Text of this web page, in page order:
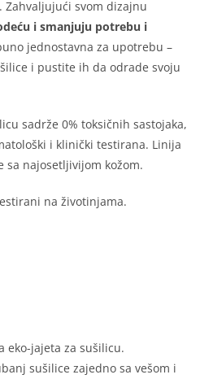
. Zahvaljujući svom dizajnu
i smanjuju potrebu i
jednostavna za upotrebu –
i pustite ih da odrade svoju
sadrže 0% toksičnih sastojaka,
i klinički testirana. Linija
sa najosetljivijom kožom.
na životinjama.
eko-jajeta za sušilicu.
sušilice zajedno sa vešom i